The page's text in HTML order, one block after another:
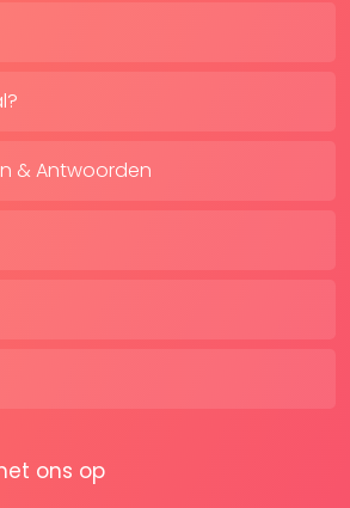
& Antwoorden
ons op